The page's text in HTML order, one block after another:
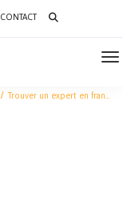
CONTACT
Search
for:
Trouver un expert en franchise